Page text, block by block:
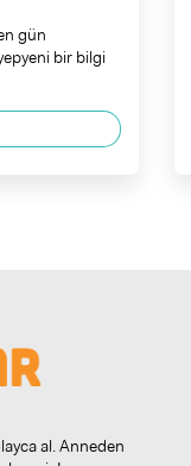
gün
bir bilgi
al. Anneden